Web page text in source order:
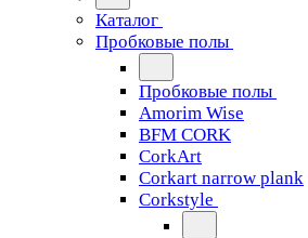
Каталог
Пробковые полы
Пробковые полы
Amorim Wise
BFM CORK
CorkArt
Corkart narrow plank
Corkstyle